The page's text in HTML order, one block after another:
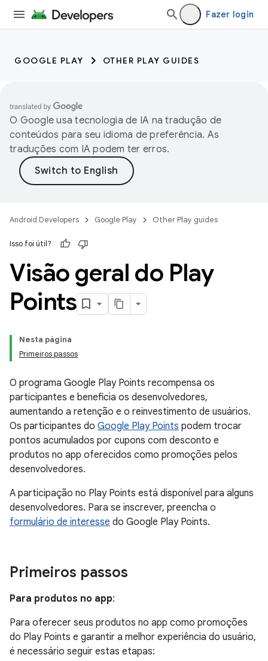
Fazer login
GOOGLE PLAY OTHER PLAY GUIDES
O Google usa tecnologia de IA na tradução de
conteúdos para seu idioma de preferência. As
traduções com IA podem ter erros.
Android Developers Google Play Other Play guides
Isso foi útil?
Visão geral do Play
Points
Nesta página
Primeiros passos
O programa Google Play Points recompensa os
participantes e beneficia os desenvolvedores,
aumentando a retenção e o reinvestimento de usuários.
Os participantes do Google Play Points podem trocar
pontos acumulados por cupons com desconto e
produtos no app oferecidos como promoções pelos
desenvolvedores.
A participação no Play Points está disponível para alguns
desenvolvedores. Para se inscrever, preencha o
formulário de interesse do Google Play Points.
Primeiros passos
Para produtos no app:
Para oferecer seus produtos no app como promoções
do Play Points e garantir a melhor experiência do usuário,
é necessário seguir estas etapas: